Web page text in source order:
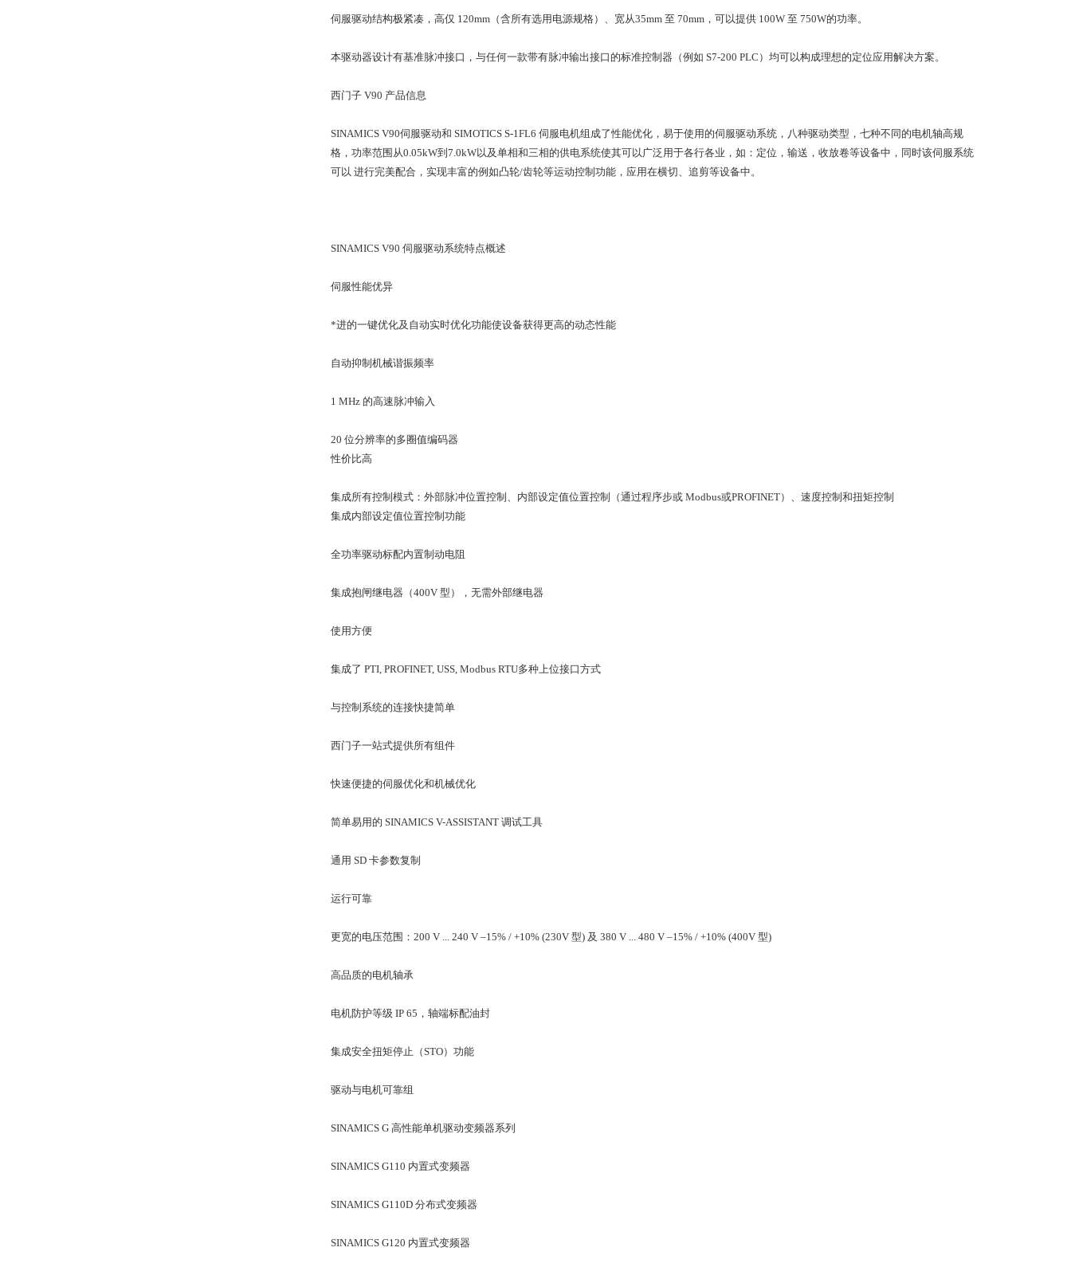
伺服驱动结构极紧凑，高仅 120mm（含所有选用电源规格）、宽从35mm 至 70mm，可以提供 100W 至 750W的功率。
本驱动器设计有基准脉冲接口，与任何一款带有脉冲输出接口的标准控制器（例如 S7-200 PLC）均可以构成理想的定位应用解决方案。
西门子 V90 产品信息
SINAMICS V90伺服驱动和 SIMOTICS S-1FL6 伺服电机组成了性能优化，易于使用的伺服驱动系统，八种驱动类型，七种不同的电机轴高规
格，功率范围从0.05kW到7.0kW以及单相和三相的供电系统使其可以广泛用于各行各业，如：定位，输送，收放卷等设备中，同时该伺服系统
可以 进行完美配合，实现丰富的例如凸轮/齿轮等运动控制功能，应用在横切、追剪等设备中。
SINAMICS V90 伺服驱动系统特点概述
伺服性能优异
*进的一键优化及自动实时优化功能使设备获得更高的动态性能
自动抑制机械谐振频率
1 MHz 的高速脉冲输入
20 位分辨率的多圈值编码器
性价比高
集成所有控制模式：外部脉冲位置控制、内部设定值位置控制（通过程序步或 Modbus或PROFINET）、速度控制和扭矩控制
集成内部设定值位置控制功能
全功率驱动标配内置制动电阻
集成抱闸继电器（400V 型），无需外部继电器
使用方便
集成了 PTI, PROFINET, USS, Modbus RTU多种上位接口方式
与控制系统的连接快捷简单
西门子一站式提供所有组件
快速便捷的伺服优化和机械优化
简单易用的 SINAMICS V-ASSISTANT 调试工具
通用 SD 卡参数复制
运行可靠
更宽的电压范围：200 V ... 240 V –15% / +10% (230V 型) 及 380 V ... 480 V –15% / +10% (400V 型)
高品质的电机轴承
电机防护等级 IP 65，轴端标配油封
集成安全扭矩停止（STO）功能
驱动与电机可靠组
SINAMICS G 高性能单机驱动变频器系列
SINAMICS G110 内置式变频器
SINAMICS G110D 分布式变频器
SINAMICS G120 内置式变频器